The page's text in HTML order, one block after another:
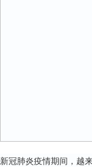
新冠肺炎疫情期间，越